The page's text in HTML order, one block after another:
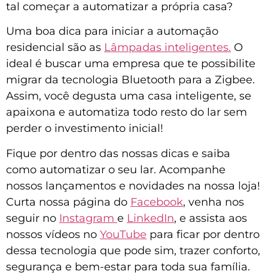
tal começar a automatizar a própria casa?
Uma boa dica para iniciar a automação
residencial são as Lâmpadas inteligentes. O
ideal é buscar uma empresa que te possibilite
migrar da tecnologia Bluetooth para a Zigbee.
Assim, você degusta uma casa inteligente, se
apaixona e automatiza todo resto do lar sem
perder o investimento inicial!
Fique por dentro das nossas dicas e saiba
como automatizar o seu lar. Acompanhe
nossos lançamentos e novidades na nossa loja!
Curta nossa página do Facebook, venha nos
seguir no Instagram e LinkedIn, e assista aos
nossos vídeos no YouTube para ficar por dentro
dessa tecnologia que pode sim, trazer conforto,
segurança e bem-estar para toda sua família.